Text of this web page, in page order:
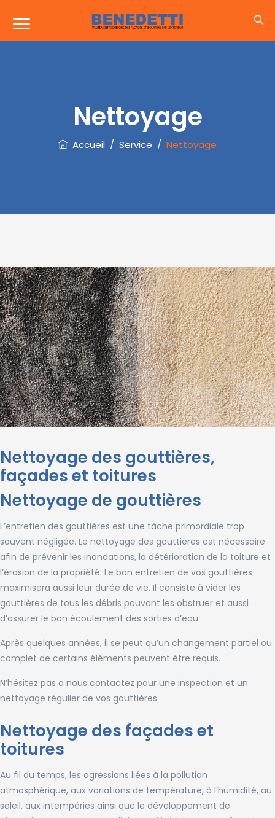
Nettoyage
Accueil / Service / Nettoyage
Nettoyage des gouttières,
façades et toitures
Nettoyage de gouttières
L’entretien des gouttières est une tâche primordiale trop
souvent négligée. Le nettoyage des gouttières est nécessaire
afin de prévenir les inondations, la détérioration de la toiture et
l’érosion de la propriété. Le bon entretien de vos gouttières
maximisera aussi leur durée de vie. Il consiste à vider les
gouttières de tous les débris pouvant les obstruer et aussi
d’assurer le bon écoulement des sorties d’eau.
Après quelques années, il se peut qu’un changement partiel ou
complet de certains éléments peuvent être requis.
N’hésitez pas a nous contactez pour une inspection et un
nettoyage régulier de vos gouttières
Nettoyage des façades et
toitures
Au fil du temps, les agressions liées à la pollution
atmosphérique, aux variations de température, à l’humidité, au
soleil, aux intempéries ainsi que le développement de